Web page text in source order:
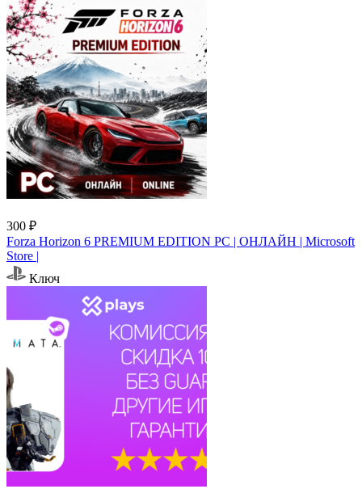
300 ₽
Forza Horizon 6 PREMIUM EDITION PC | ОНЛАЙН | Microsoft
Store |
Ключ